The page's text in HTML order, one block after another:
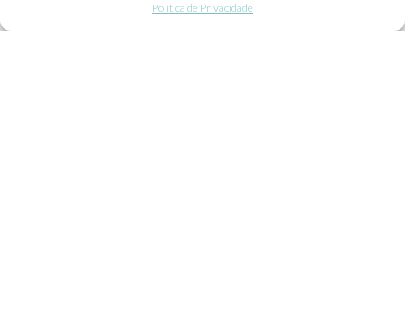
Política de Privacidade
Colaboração com Bloggers